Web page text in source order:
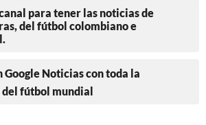
para tener las noticias de
del fútbol colombiano e
Google Noticias con toda la
fútbol mundial